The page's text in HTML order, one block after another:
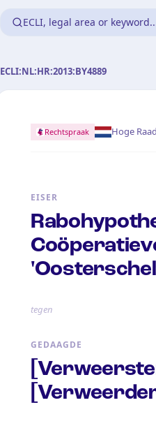
ECLI, legal area or
ECLI:NL:HR:2013:BY4889
Rechtspraak Hoge Raad
EISER
tegen
GEDAAGDE